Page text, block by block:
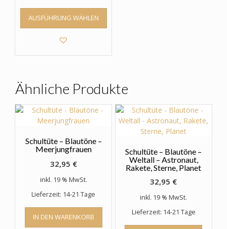
AUSFÜHRUNG WÄHLEN
Dieses
weist
Optionen
können
auf
der
Produktseite
werden
Ähnliche Produkte
Schultüte – Blautöne –
Meerjungfrauen
32,95 €
inkl. 19 % MwSt.
Lieferzeit: 14-21 Tage
IN DEN WARENKORB
Schultüte – Blautöne –
Weltall – Astronaut,
Rakete, Sterne, Planet
32,95 €
inkl. 19 % MwSt.
Lieferzeit: 14-21 Tage